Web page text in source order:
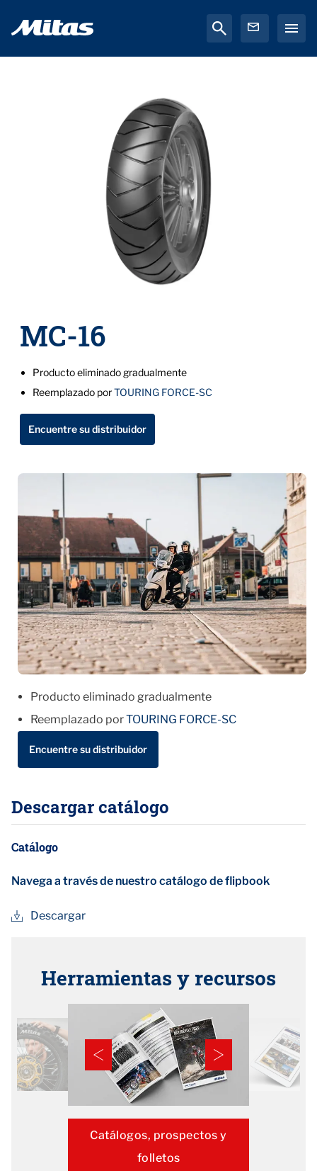
MC-16
Producto eliminado gradualmente
Reemplazado porTOURING FORCE-SC
Encuentre su distribuidor
Producto eliminado gradualmente
Reemplazado porTOURING FORCE-SC
Encuentre su distribuidor
Descargar catálogo
Catálogo
Navega a través de nuestro catálogo de flipbook
Descargar
Herramientas y recursos
Catálogos, prospectos y
folletos